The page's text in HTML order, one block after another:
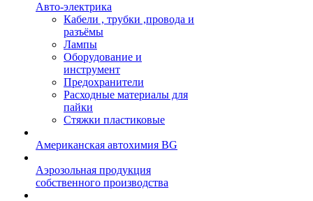
Авто-электрика
Кабели , трубки ,провода и
разъёмы
Лампы
Оборудование и
инструмент
Предохранители
Расходные материалы для
пайки
Стяжки пластиковые
Американская автохимия BG
Аэрозольная продукция
собственного производства